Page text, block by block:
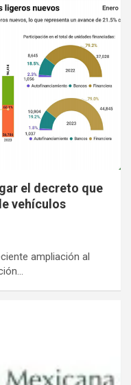
el decreto que
vehículos
ampliación al